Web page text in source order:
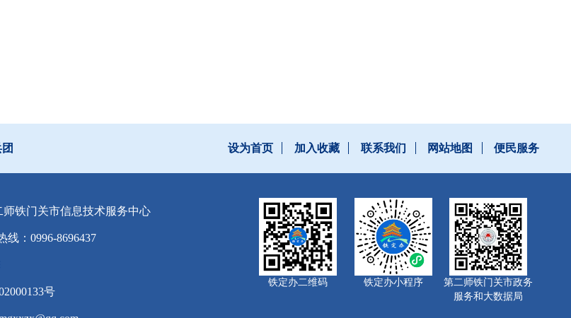
设为首页 加入收藏 联系我们 网站地图 便民服务
师铁门关市信息技术服务中心
线：0996-8696437
号
铁定办二维码 铁定办小程序
第二师铁门关市政务
服务和大数据局